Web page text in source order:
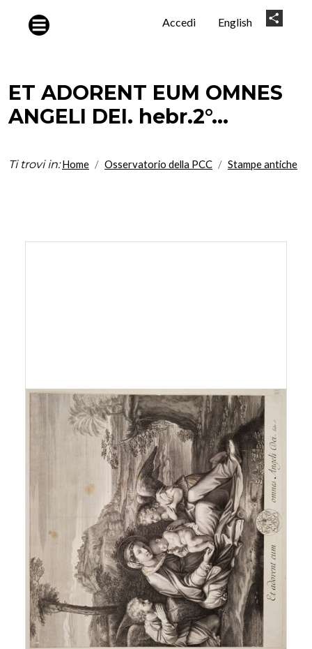
User
Accedi English
ET ADORENT EUM OMNES
ANGELI DEI. hebr.2°...
Ti trovi in: Home Osservatorio della PCC Stampe antiche